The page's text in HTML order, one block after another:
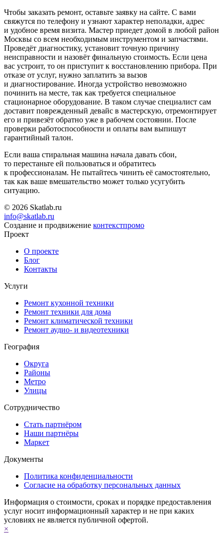
Чтобы заказать ремонт, оставьте заявку на сайте. С вами
свяжутся по телефону и узнают характер неполадки, адрес
и удобное время визита. Мастер приедет домой в любой район
Москвы со всем необходимым инструментом и запчастями.
Проведёт диагностику, установит точную причину
неисправности и назовёт финальную стоимость. Если цена
вас устроит, то он приступит к восстановлению прибора. При
отказе от услуг, нужно заплатить за вызов
и диагностирование. Иногда устройство невозможно
починить на месте, так как требуется специальное
стационарное оборудование. В таком случае специалист сам
доставит поврежденный девайс в мастерскую, отремонтирует
его и привезёт обратно уже в рабочем состоянии. После
проверки работоспособности и оплаты вам выпишут
гарантийный талон.
Если ваша стиральная машина начала давать сбои,
то перестаньте ей пользоваться и обратитесь
к профессионалам. Не пытайтесь чинить её самостоятельно,
так как ваше вмешательство может только усугубить
ситуацию.
© 2026 Skatlab.ru
info@skatlab.ru
Создание и продвижение контекстпромо
Проект
О проекте
Блог
Контакты
Услуги
Ремонт кухонной техники
Ремонт техники для дома
Ремонт климатической техники
Ремонт аудио- и видеотехники
География
Округа
Районы
Метро
Улицы
Сотрудничество
Стать партнёром
Наши партнёры
Маркет
Документы
Политика конфиденциальности
Согласие на обработку персональных данных
Информация о стоимости, сроках и порядке предоставления
услуг носит информационный характер и не при каких
условиях не является публичной офертой.
×